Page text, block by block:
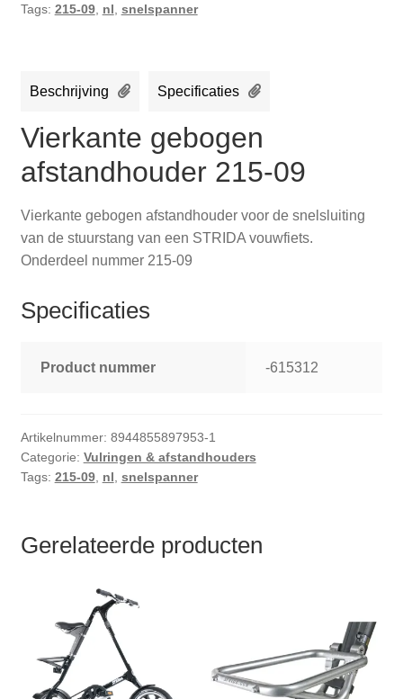
Tags: 215-09, nl snelspanner
Beschrijving Specificaties
Vierkante gebogen
afstandhouder 215-09
Vierkante gebogen afstandhouder voor de snelsluiting
van de stuurstang van een STRIDA vouwfiets.
Onderdeel nummer 215-09
Specificaties
Product nummer -615312
Artikelnummer: 8944855897953-1
Categorie: Vulringen & afstandhouders
Tags: 215-09, nl snelspanner
Gerelateerde producten